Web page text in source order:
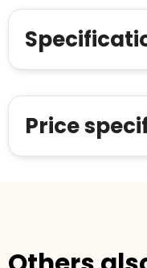
Price
starten: